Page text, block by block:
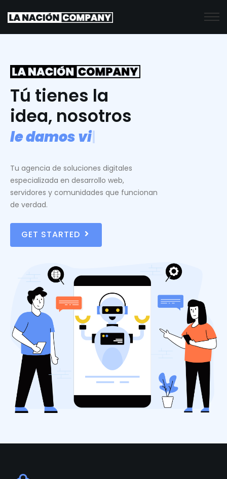
Tú tienes la
idea, nosotros
ledamosvid
Tu agencia de soluciones digitales
especializada en desarrollo web,
servidores y comunidades que funcionan
de verdad.
GET STARTED